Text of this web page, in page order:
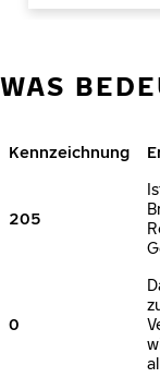
WAS
Kennzeichnung
205
0